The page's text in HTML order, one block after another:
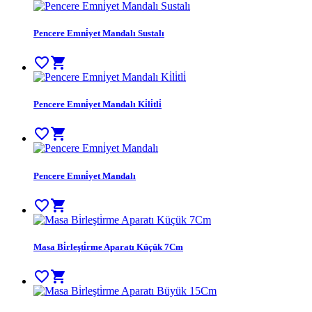
Pencere Emni̇yet Mandalı Sustalı
favorite_bordershopping_cart
Pencere Emni̇yet Mandalı Ki̇li̇tli̇
favorite_border shopping_cart
Pencere Emni̇yet Mandalı
favorite_bordershopping_cart
Masa Bi̇rleşti̇rme Aparatı Küçük 7Cm
favorite_bordershopping_cart